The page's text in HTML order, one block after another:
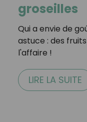
groseilles
Qui a envie de
astuce : des
l'affaire !⁣⁣
LIRE LA SUITE